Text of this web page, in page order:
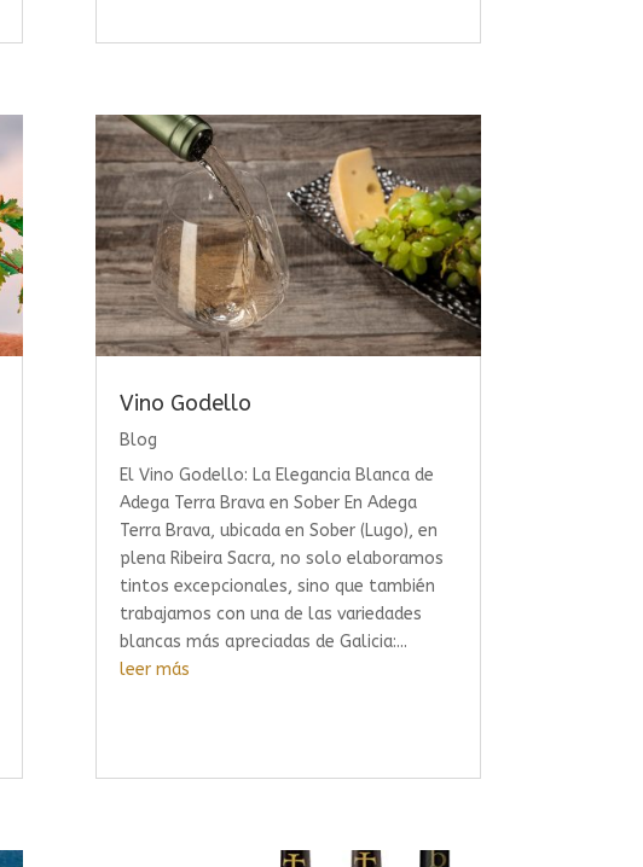
Vino Godello
Blog
El Vino Godello: La Elegancia Blanca de
Adega Terra Brava en Sober En Adega
Terra Brava, ubicada en Sober (Lugo), en
plena Ribeira Sacra, no solo elaboramos
tintos excepcionales, sino que también
trabajamos con una de las variedades
blancas más apreciadas de Galicia:...
leer más